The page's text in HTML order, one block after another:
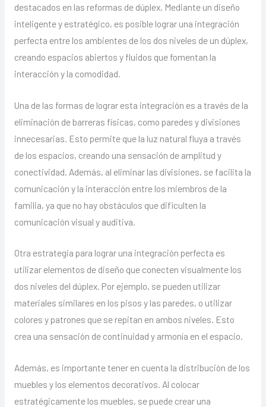
destacados en las reformas de dúplex. Mediante un diseño
inteligente y estratégico, es posible lograr una integración
perfecta entre los ambientes de los dos niveles de un dúplex,
creando espacios abiertos y fluidos que fomentan la
interacción y la comodidad.
Una de las formas de lograr esta integración es a través de la
eliminación de barreras físicas, como paredes y divisiones
innecesarias. Esto permite que la luz natural fluya a través
de los espacios, creando una sensación de amplitud y
conectividad. Además, al eliminar las divisiones, se facilita la
comunicación y la interacción entre los miembros de la
familia, ya que no hay obstáculos que dificulten la
comunicación visual y auditiva.
Otra estrategia para lograr una integración perfecta es
utilizar elementos de diseño que conecten visualmente los
dos niveles del dúplex. Por ejemplo, se pueden utilizar
materiales similares en los pisos y las paredes, o utilizar
colores y patrones que se repitan en ambos niveles. Esto
crea una sensación de continuidad y armonía en el espacio.
Además, es importante tener en cuenta la distribución de los
muebles y los elementos decorativos. Al colocar
estratégicamente los muebles, se puede crear una